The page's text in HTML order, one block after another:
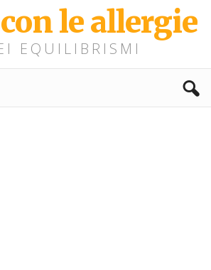
le allergie
EQUILIBRISMI